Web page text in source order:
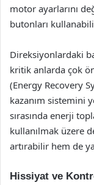
motor ayarlarını
butonları
Direksiyonlardaki
kritik anlarda çok
(Energy Recovery
kazanım sistemini
sırasında enerji
kullanılmak üzere
artırabilir hem de
Hissiyat ve